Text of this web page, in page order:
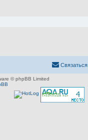
© phpBB Limited